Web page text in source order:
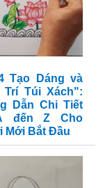
Tạo Dáng và
Trí Túi Xách":
Dẫn Chi Tiết
đến Z Cho
Mới Bắt Đầu